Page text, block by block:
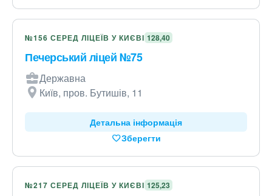
№156 СЕРЕД ЛІЦЕЇВ У КИЄВІ 128,40
Печерський ліцей №75
Державна
Київ, пров. Бутишів, 11
Детальна інформація
Зберегти
№217 СЕРЕД ЛІЦЕЇВ У КИЄВІ 125,23